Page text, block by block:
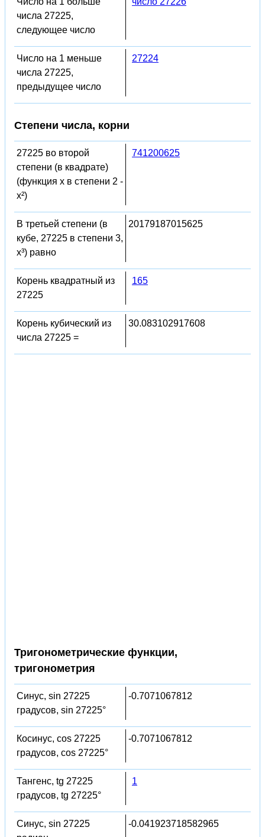
числа 27225,
следующее число
Число на 1 меньше
числа 27225,
предыдущее число
27224
Степени числа, корни
27225 во второй
степени (в квадрате)
(функция x в степени 2 -
x²)
741200625
В третьей степени (в
кубе, 27225 в степени 3,
x³) равно
20179187015625
Корень квадратный из
27225
165
Корень кубический из
числа 27225 =
30.083102917608
Тригонометрические функции,
тригонометрия
Синус, sin 27225
градусов, sin 27225°
-0.7071067812
Косинус, cos 27225
градусов, cos 27225°
-0.7071067812
Тангенс, tg 27225
градусов, tg 27225°
1
Синус, sin 27225
-0.041923718582965